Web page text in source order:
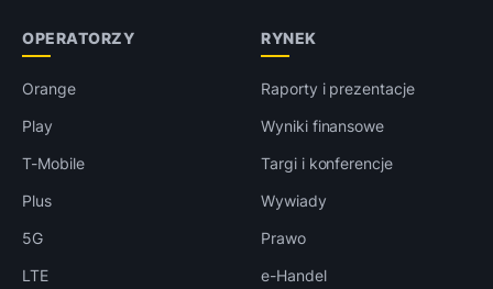
OPERATORZY
Orange
Play
T-Mobile
Plus
5G
LTE
RYNEK
Raporty i prezentacje
Wyniki finansowe
Targi i konferencje
Wywiady
Prawo
e-Handel